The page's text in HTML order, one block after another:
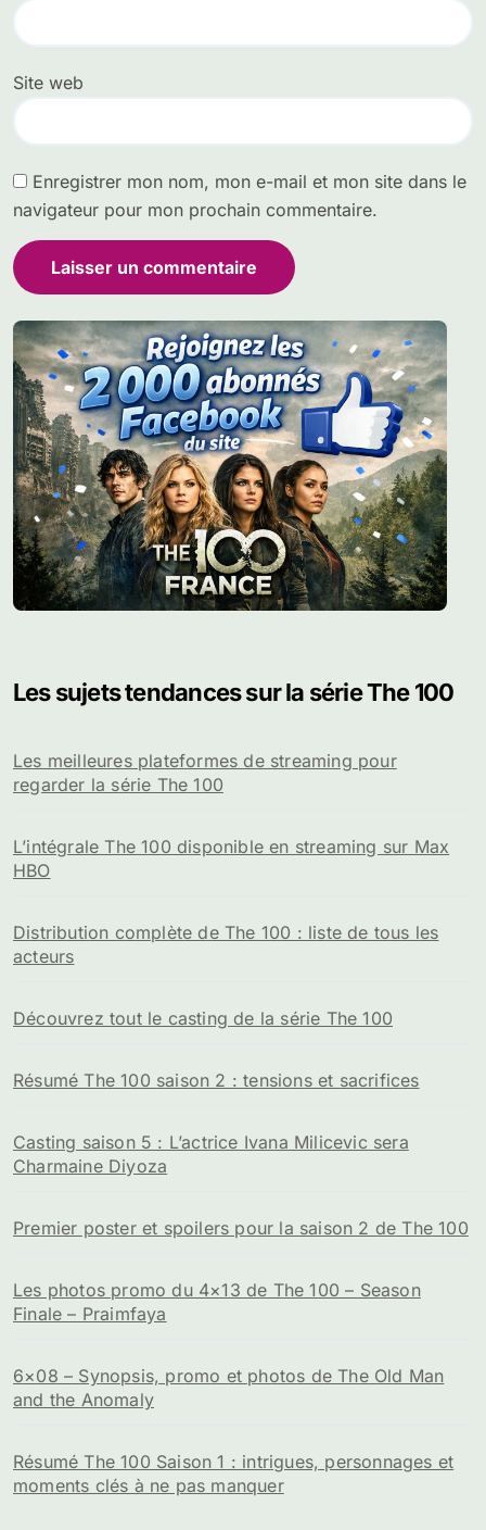
Site web
Enregistrer mon nom, mon e-mail et mon site dans le
navigateur pour mon prochain commentaire.
Les sujets tendances sur la série The 100
Les meilleures plateformes de streaming pour
regarder la série The 100
L’intégrale The 100 disponible en streaming sur Max
HBO
Distribution complète de The 100 : liste de tous les
acteurs
Découvrez tout le casting de la série The 100
Résumé The 100 saison 2 : tensions et sacrifices
Casting saison 5 : L’actrice Ivana Milicevic sera
Charmaine Diyoza
Premier poster et spoilers pour la saison 2 de The 100
Les photos promo du 4×13 de The 100 – Season
Finale – Praimfaya
6×08 – Synopsis, promo et photos de The Old Man
and the Anomaly
Résumé The 100 Saison 1 : intrigues, personnages et
moments clés à ne pas manquer